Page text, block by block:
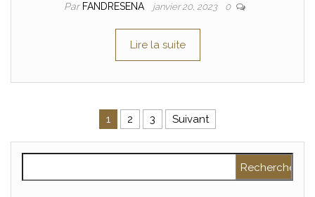
Par FANDRESENA janvier 20, 2023 0
Lire la suite
Pagination des publications
1 2 3 Suivant